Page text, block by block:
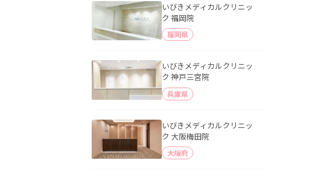
いびきメディカルクリニッ
ク 福岡院
福岡県
いびきメディカルクリニッ
ク 神戸三宮院
兵庫県
いびきメディカルクリニッ
ク 大阪梅田院
大阪府